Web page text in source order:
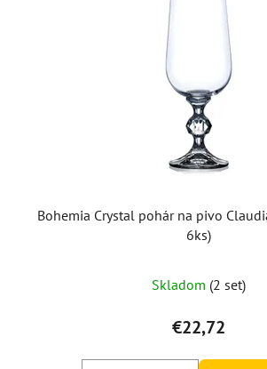
Bohemia Crystal pohár na pivo
6ks)
Skladom (2 set)
€22,72